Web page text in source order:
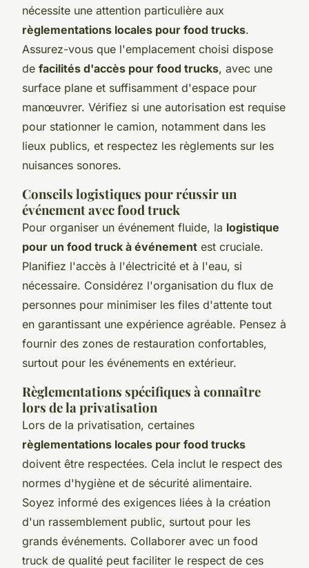
nécessite une attention particulière aux
règlementations locales pour food trucks.
Assurez-vous que l'emplacement choisi dispose
de facilités d'accès pour food trucks, avec une
surface plane et suffisamment d'espace pour
manœuvrer. Vérifiez si une autorisation est requise
pour stationner le camion, notamment dans les
lieux publics, et respectez les règlements sur les
nuisances sonores.
Conseils logistiques pour réussir un
événement avec food truck
Pour organiser un événement fluide, la logistique
pour un food truck à événement est cruciale.
Planifiez l'accès à l'électricité et à l'eau, si
nécessaire. Considérez l'organisation du flux de
personnes pour minimiser les files d'attente tout
en garantissant une expérience agréable. Pensez à
fournir des zones de restauration confortables,
surtout pour les événements en extérieur.
Règlementations spécifiques à connaître
lors de la privatisation
Lors de la privatisation, certaines
règlementations locales pour food trucks
doivent être respectées. Cela inclut le respect des
normes d'hygiène et de sécurité alimentaire.
Soyez informé des exigences liées à la création
d'un rassemblement public, surtout pour les
grands événements. Collaborer avec un food
truck de qualité peut faciliter le respect de ces